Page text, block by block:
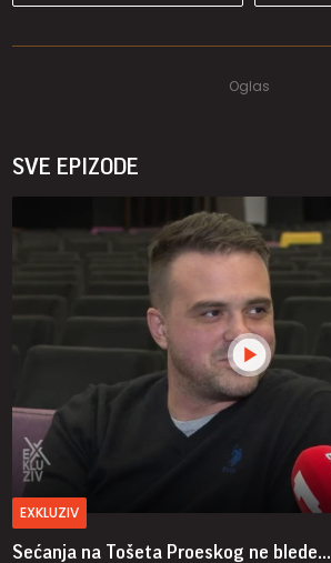
SVE EPIZODE
EXKLUZIV
Sećanja na Tošeta Proeskog ne blede...